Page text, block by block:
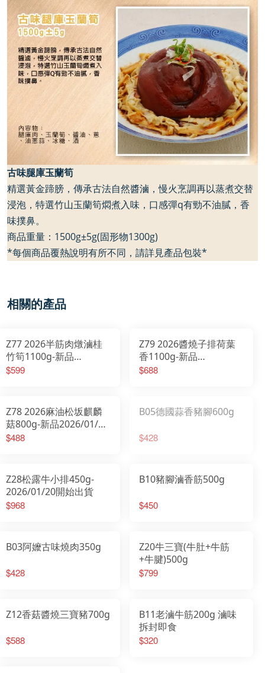
古味腿庫玉蘭筍
精選黃金蹄膀，傳承古法自然醬滷，慢火烹調再以蒸煮交替
浸泡，特選竹山玉蘭筍燜煮入味，口感彈q有勁不油膩，香
味撲鼻。
商品重量：1500g±5g(固形物1300g)
*每個商品覆熱說明有所不同，請詳見產品包裝*
相關的產品
Z77 2026半筋肉燉滷桂
竹筍1100g-新品
2026/01/20開始出貨
$599
Z79 2026醬燒子排荷葉
香1100g-新品
2026/01/20開始出貨
$688
Z78 2026麻油松坂麒麟
菇800g-新品2026/01/20
開始出貨
$488
B05德國蒜香豬腳600g
$428
Z28松露牛小排450g-
2026/01/20開始出貨
$968
B10豬腳滷香筋500g
$450
B03阿嬤古味燒肉350g
$428
Z20牛三寶(牛肚+牛筋
+牛腱)500g
$799
Z12香菇醬燒三寶豬700g
$588
B11老滷牛筋200g 滷味
拆封即食
$320